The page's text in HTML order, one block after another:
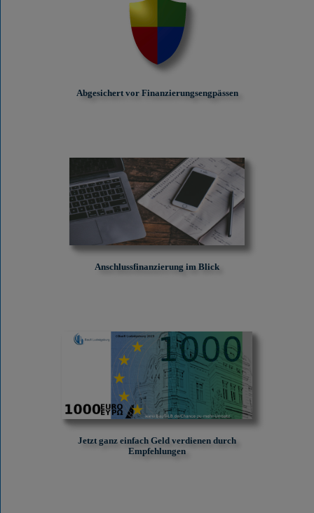
Abgesichert vor Finanzierungs­engpässen
Anschlussfinanzierung im Blick
Jetzt ganz einfach Geld verdienen durch
Empfehlungen